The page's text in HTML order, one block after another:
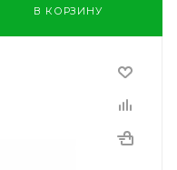
В КОРЗИНУ